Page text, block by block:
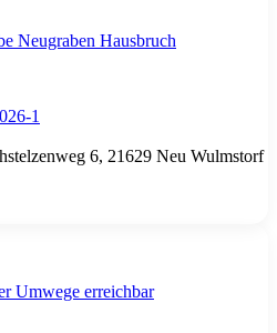
Umwege erreichbar